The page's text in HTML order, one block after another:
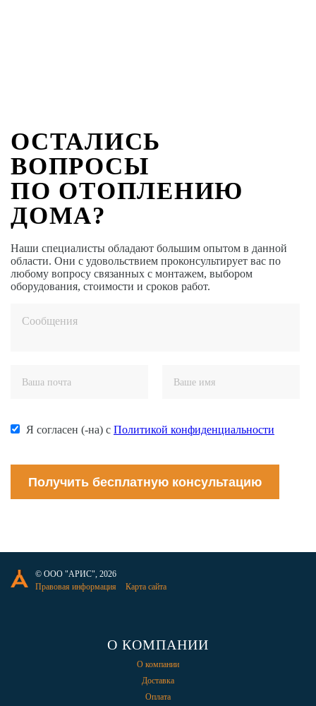
ОСТАЛИСЬ
ВОПРОСЫ
ПО ОТОПЛЕНИЮ
ДОМА?
Наши специалисты обладают большим опытом в данной
области. Они с удовольствием проконсультирует вас по
любому вопросу связанных с монтажем, выбором
оборудования, стоимости и сроков работ.
Я согласен (-на) с Политикой конфиденциальности
Получить бесплатную консультацию
© ООО "АРИС", 2026
Правовая информация
Карта сайта
О КОМПАНИИ
О компании
Доставка
Оплата